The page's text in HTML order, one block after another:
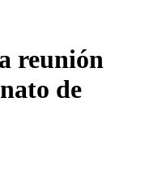
reunión
de